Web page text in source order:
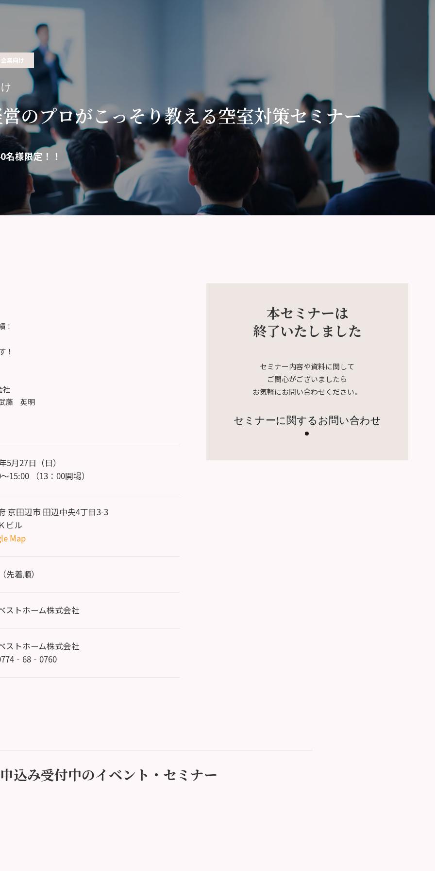
企業向け
のプロがこっそり教える空室対策セミナー
名様限定！！
！
！
社
藤 英明
5月27日（日）
15:00 （13：00開場）
京田辺市 田辺中央4丁目3-3
ビル
Map
先着順）
ストホーム株式会社
ストホーム株式会社
本セミナーは
終了いたしました
セミナー内容や資料に関して
ご関心がございましたら
お気軽にお問い合わせください。
セミナーに関するお問い合わせ
申込み受付中のイベント・セミナー